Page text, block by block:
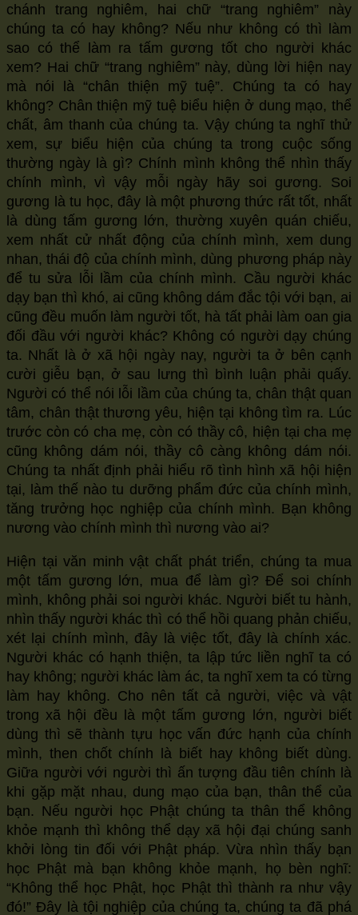
chánh trang nghiêm, hai chữ “trang nghiêm” này
chúng ta có hay không? Nếu như không có thì làm
sao có thể làm ra tấm gương tốt cho người khác
xem? Hai chữ “trang nghiêm” này, dùng lời hiện nay
mà nói là “chân thiện mỹ tuệ”. Chúng ta có hay
không? Chân thiện mỹ tuệ biểu hiện ở dung mạo, thể
chất, âm thanh của chúng ta. Vậy chúng ta nghĩ thử
xem, sự biểu hiện của chúng ta trong cuộc sống
thường ngày là gì? Chính mình không thể nhìn thấy
chính mình, vì vậy mỗi ngày hãy soi gương. Soi
gương là tu học, đây là một phương thức rất tốt, nhất
là dùng tấm gương lớn, thường xuyên quán chiếu,
xem nhất cử nhất động của chính mình, xem dung
nhan, thái độ của chính mình, dùng phương pháp này
để tu sửa lỗi lầm của chính mình. Cầu người khác
dạy bạn thì khó, ai cũng không dám đắc tội với bạn, ai
cũng đều muốn làm người tốt, hà tất phải làm oan gia
đối đầu với người khác? Không có người dạy chúng
ta. Nhất là ở xã hội ngày nay, người ta ở bên cạnh
cười giễu bạn, ở sau lưng thì bình luận phải quấy.
Người có thể nói lỗi lầm của chúng ta, chân thật quan
tâm, chân thật thương yêu, hiện tại không tìm ra. Lúc
trước còn có cha mẹ, còn có thầy cô, hiện tại cha mẹ
cũng không dám nói, thầy cô càng không dám nói.
Chúng ta nhất định phải hiểu rõ tình hình xã hội hiện
tại, làm thế nào tu dưỡng phẩm đức của chính mình,
tăng trưởng học nghiệp của chính mình. Bạn không
nương vào chính mình thì nương vào ai?
Hiện tại văn minh vật chất phát triển, chúng ta mua
một tấm gương lớn, mua để làm gì? Để soi chính
mình, không phải soi người khác. Người biết tu hành,
nhìn thấy người khác thì có thể hồi quang phản chiếu,
xét lại chính mình, đây là việc tốt, đây là chính xác.
Người khác có hạnh thiện, ta lập tức liền nghĩ ta có
hay không; người khác làm ác, ta nghĩ xem ta có từng
làm hay không. Cho nên tất cả người, việc và vật
trong xã hội đều là một tấm gương lớn, người biết
dùng thì sẽ thành tựu học vấn đức hạnh của chính
mình, then chốt chính là biết hay không biết dùng.
Giữa người với người thì ấn tượng đầu tiên chính là
khi gặp mặt nhau, dung mạo của bạn, thân thể của
bạn. Nếu người học Phật chúng ta thân thể không
khỏe mạnh thì không thể dạy xã hội đại chúng sanh
khởi lòng tin đối với Phật pháp. Vừa nhìn thấy bạn
học Phật mà bạn không khỏe mạnh, họ bèn nghĩ:
“Không thể học Phật, học Phật thì thành ra như vậy
đó!” Đây là tội nghiệp của chúng ta, chúng ta đã phá